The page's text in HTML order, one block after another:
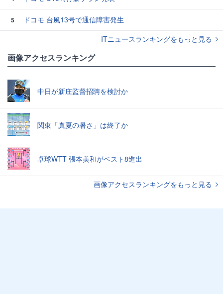
5
ドコモ 台風13号で通信障害発生
ITニュースランキングをもっと見る
画像アクセスランキング
中日が新庄監督招聘を検討か
関東「真夏の暑さ」は終了か
卓球WTT 張本美和がベスト8進出
画像アクセスランキングをもっと見る